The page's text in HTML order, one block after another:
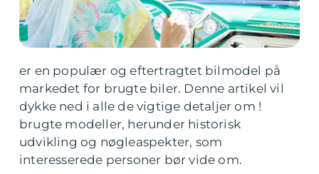
er en populær og eftertragtet bilmodel på
markedet for brugte biler. Denne artikel vil
dykke ned i alle de vigtige detaljer om !
brugte modeller, herunder historisk
udvikling og nøgleaspekter, som
interesserede personer bør vide om.